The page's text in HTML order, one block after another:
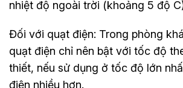
nhiệt độ ngoài trời (khoảng 5 độ
Đối với quạt điện: Trong phòng
quạt điện chỉ nên bật với tốc độ
thiết, nếu sử dụng ở tốc độ lớn
điện nhiều hơn.